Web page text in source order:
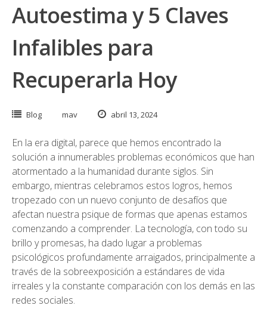
Autoestima y 5 Claves
Infalibles para
Recuperarla Hoy
Blog mav abril 13, 2024
En la era digital, parece que hemos encontrado la
solución a innumerables problemas económicos que han
atormentado a la humanidad durante siglos. Sin
embargo, mientras celebramos estos logros, hemos
tropezado con un nuevo conjunto de desafíos que
afectan nuestra psique de formas que apenas estamos
comenzando a comprender. La tecnología, con todo su
brillo y promesas, ha dado lugar a problemas
psicológicos profundamente arraigados, principalmente a
través de la sobreexposición a estándares de vida
irreales y la constante comparación con los demás en las
redes sociales.